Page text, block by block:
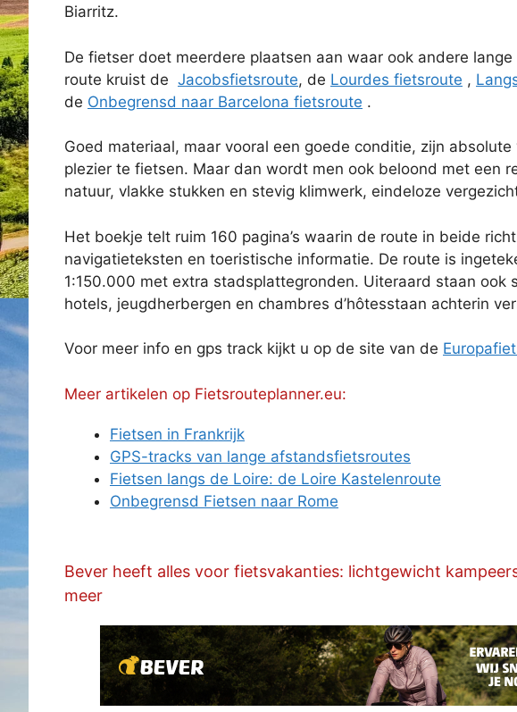
Biarritz.
De fietser doet meerdere plaatsen aan waar ook andere
route kruist de Jacobsfietsroute, de Lourdes fietsroute ,
de Onbegrensd naar Barcelona fietsroute .
Goed materiaal, maar vooral een goede conditie, zijn
plezier te fietsen. Maar dan wordt men ook beloond met een
natuur, vlakke stukken en stevig klimwerk, eindeloze
Het boekje telt ruim 160 pagina’s waarin de route in beide
navigatieteksten en toeristische informatie. De route is
1:150.000 met extra stadsplattegronden. Uiteraard staan ook
hotels, jeugdherbergen en chambres d’hôtesstaan achterin
Voor meer info en gps track kijkt u op de site van de
Meer artikelen op Fietsrouteplanner.eu:
Fietsen in Frankrijk
GPS-tracks van lange afstandsfietsroutes
Fietsen langs de Loire: de Loire Kastelenroute
Onbegrensd Fietsen naar Rome
Bever heeft alles voor fietsvakanties: lichtgewicht
meer